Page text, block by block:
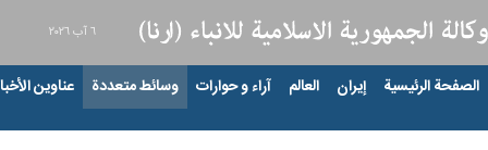
٦ آب ٢٠٢٦
الصفحة الرئيسية إيران العالم آراء و حوارات وسائط متعددة عناوين